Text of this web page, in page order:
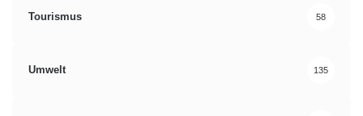
Tourismus 58
Umwelt 135